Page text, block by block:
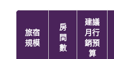
旅宿
規模
房
間
數
建議
月行
銷預
算